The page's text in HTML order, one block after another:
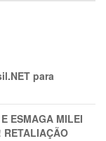
para
ESMAGA MILEI
RETALIAÇÃO